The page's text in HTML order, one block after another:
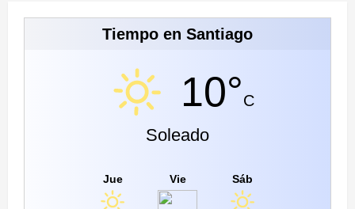
Tiempo en Santiago
10°C
Soleado
Jue Vie Sáb